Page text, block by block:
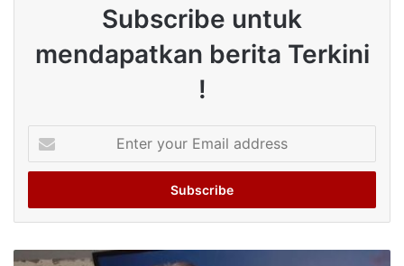
Subscribe untuk
mendapatkan berita Terkini
!
your
Email